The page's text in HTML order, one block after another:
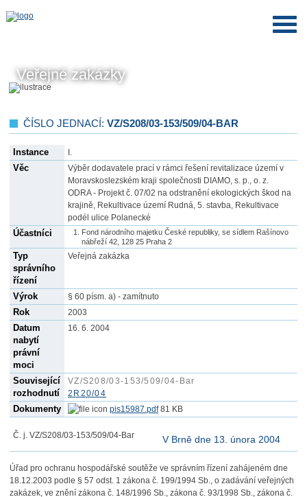
Veřejné zakázky
ČÍSLO JEDNACÍ: VZ/S208/03-153/509/04-BAR
Instance I.
Věc
Výběr dodavatele prací v rámci řešení revitalizace území v
Moravskoslezském kraji společnosti DIAMO, s. p., o. z.
ODRA - Projekt č. 07/02 na odstranění ekologických škod na
krajině, Rekultivace území Rudná, 5. stavba, Rekultivace
podél ulice Polanecké
Účastníci
Fond národního majetku České republiky, se sídlem Rašínovo
nábřeží 42, 128 25 Praha 2
Typ
správního
řízení
Veřejná zakázka
Výrok § 60 písm. a) - zamítnuto
Rok 2003
Datum
nabytí
právní
moci
16. 6. 2004
Související
rozhodnutí
VZ/S208/03-153/509/04-Bar
2R20/04
Dokumenty pis15987.pdf81 KB
Č. j. VZ/S208/03-153/509/04-Bar V Brně dne 13. února 2004
Úřad pro ochranu hospodářské soutěže ve správním řízení zahájeném dne
18.12.2003 podle § 57 odst. 1 zákona č. 199/1994 Sb., o zadávání veřejných
zakázek, ve znění zákona č. 148/1996 Sb., zákona č. 93/1998 Sb., zákona č.